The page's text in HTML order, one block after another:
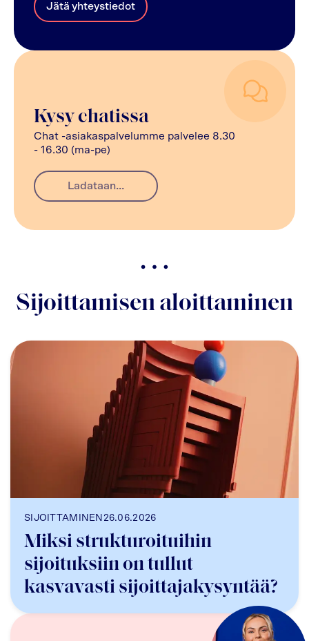
Kysy chatissa
Chat -asiakaspalvelumme palvelee 8.30
- 16.30 (ma-pe)
Ladataan...
Jätä yhteystiedot
Sijoittamisen aloittaminen
SIJOITTAMINEN 26.06.2026
Miksi strukturoituihin
sijoituksiin on tullut
kasvavasti sijoittajakysyntää?